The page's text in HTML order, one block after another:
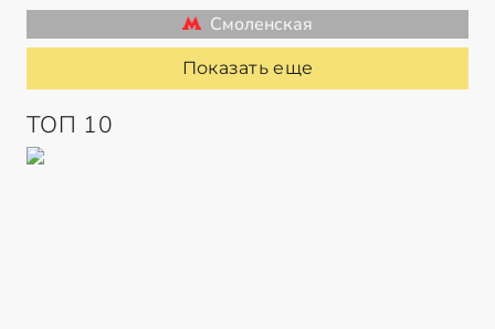
Смоленская
Показать еще
ТОП 10